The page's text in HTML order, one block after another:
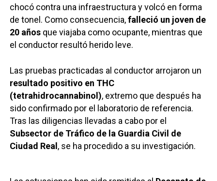
chocó contra una infraestructura y volcó en forma
de tonel. Como consecuencia,falleció un joven de
20 años que viajaba como ocupante, mientras que
el conductor resultó herido leve.
Las pruebas practicadas al conductor arrojaron un
resultado positivo en THC
(tetrahidrocannabinol), extremo que después ha
sido confirmado por el laboratorio de referencia.
Tras las diligencias llevadas a cabo por el
Subsector de Tráfico de la Guardia Civil de
Ciudad Real, se ha procedido a su investigación.